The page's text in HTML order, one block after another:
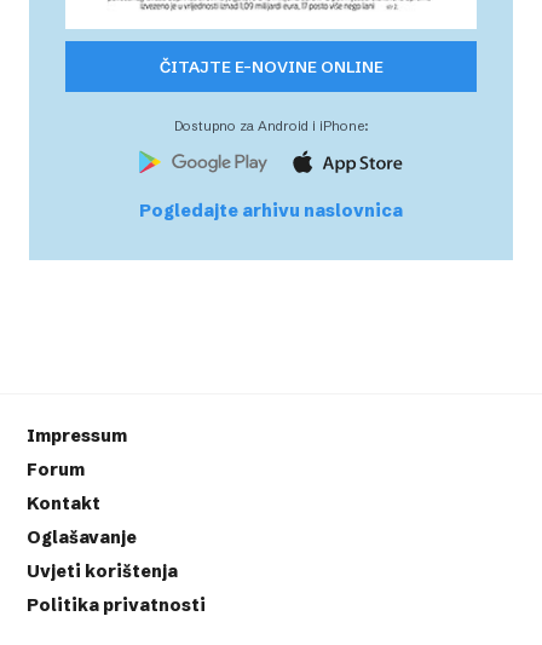
ČITAJTE E-NOVINE ONLINE
Dostupno za Android i iPhone:
Pogledajte arhivu naslovnica
Impressum
Forum
Kontakt
Oglašavanje
Uvjeti korištenja
Politika privatnosti